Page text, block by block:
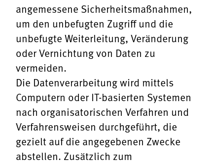
angemessene Sicherheitsmaßnahmen,
um den unbefugten Zugriff und die
unbefugte Weiterleitung, Veränderung
oder Vernichtung von Daten zu
vermeiden.
Die Datenverarbeitung wird mittels
Computern oder IT-basierten Systemen
nach organisatorischen Verfahren und
Verfahrensweisen durchgeführt, die
gezielt auf die angegebenen Zwecke
abstellen. Zusätzlich zum